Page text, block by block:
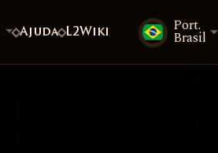
Ajuda L2Wiki Port.
Brasil